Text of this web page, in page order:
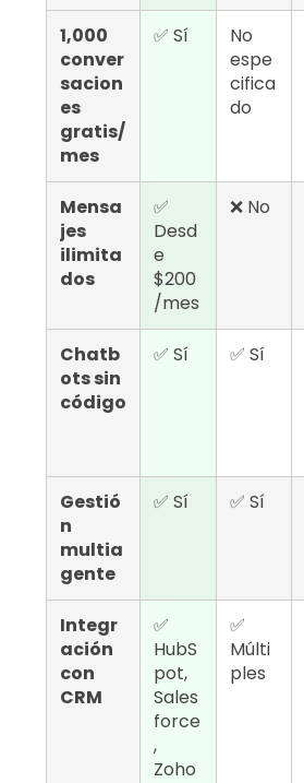
1,000
conver
sacion
es
gratis/
mes
✅ Sí
No
espe
cifica
do
Mensa
jes
ilimita
dos
✅
Desd
e
$200
/mes
❌ No
Chatb
ots sin
código
✅ Sí ✅ Sí
Gestió
n
multia
gente
✅ Sí ✅ Sí
Integr
ación
con
CRM
✅
HubS
pot,
Sales
force
,
Zoho
✅
Múlti
ples